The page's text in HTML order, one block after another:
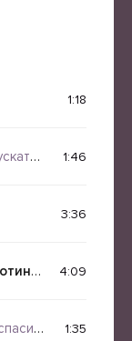
1:18
1:46
3:36
Rusik Душевные песни, Золотинка Хотим Мы
4:09
1:35